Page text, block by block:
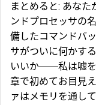
まとめると: あな
ンドプロセッサの
備したコマンドバ
サがついに何かす
いいか──私は嘘を
章で初めてお目見
ァはメモリを通し